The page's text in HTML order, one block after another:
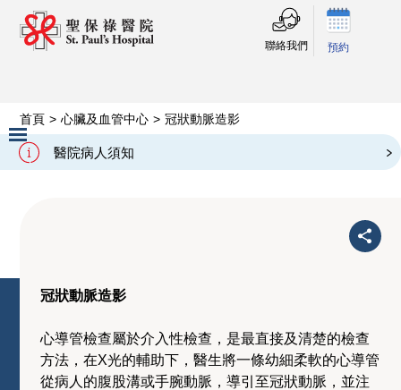
聯絡我們 預約
醫院病人須知
Slide 2 of 3.
首頁 > 心臟及血管中心 > 冠狀動脈造影
冠狀動脈造影
冠狀動脈造影
心導管檢查屬於介入性檢查，是最直接及清楚的檢查
方法，在X光的輔助下，醫生將一條幼細柔軟的心導管
從病人的腹股溝或手腕動脈，導引至冠狀動脈，並注